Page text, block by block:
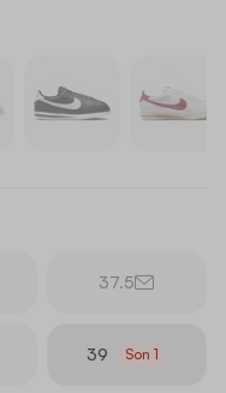
37.5
39 Son1